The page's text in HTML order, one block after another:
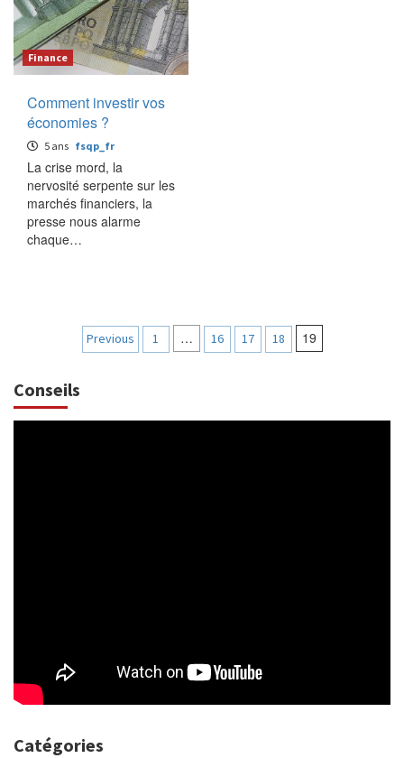
Finance
Comment investir vos
économies ?
5 ans fsqp_fr
La crise mord, la
nervosité serpente sur les
marchés financiers, la
presse nous alarme
chaque…
Pagination
Previous 1 … 16 17 18 19
Conseils
Catégories